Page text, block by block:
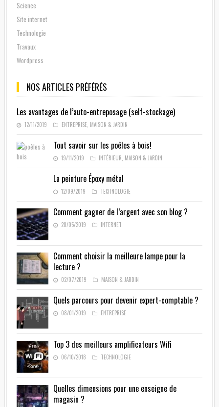
Science
Site internet
Technologie
Travaux
Wordpress
NOS ARTICLES PRÉFÉRÉS
Les avantages de l’auto-entreposage (self-stockage)
12/11/2019 ENTREPRISE MAISON & JARDIN
Tout savoir sur les poêles à bois!
19/11/2019 INTÉRIEUR MAISON & JARDIN
La peinture Époxy métal
12/09/2019 TECHNOLOGIE
Comment gagner de l’argent avec son blog ?
20/05/2019 INTERNET
Comment choisir la meilleure lampe pour la
lecture ?
02/07/2019 MAISON & JARDIN
Quels parcours pour devenir expert-comptable ?
08/01/2019 ENTREPRISE
Top 3 des meilleurs amplificateurs Wifi
06/10/2018 TECHNOLOGIE
Quelles dimensions pour une enseigne de
magasin ?